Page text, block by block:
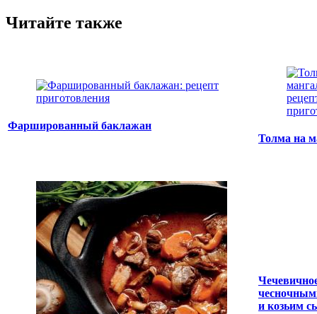
Читайте также
Фаршированный баклажан
Толма на
и козьим